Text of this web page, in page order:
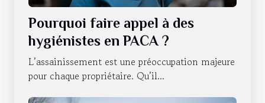
Pourquoi faire appel à des
hygiénistes en PACA ?
L’assainissement est une préoccupation majeure
pour chaque propriétaire. Qu’il...